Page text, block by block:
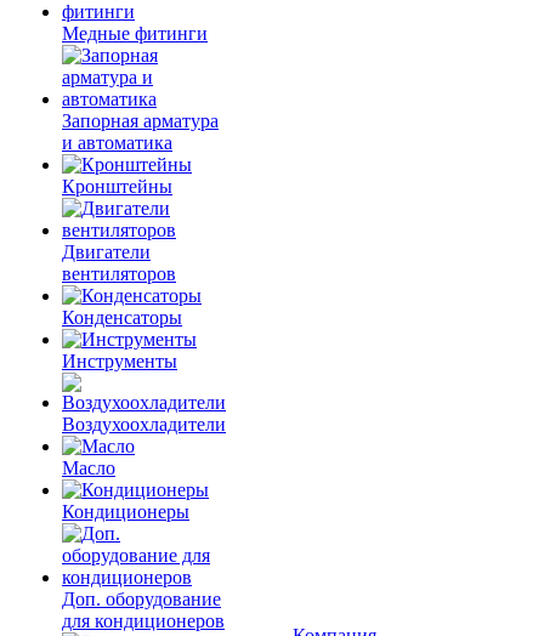
Медные фитинги
Запорная арматура
и автоматика
Кронштейны
Двигатели
вентиляторов
Конденсаторы
Инструменты
Воздухоохладители
Масло
Кондиционеры
Доп. оборудование
для кондиционеров